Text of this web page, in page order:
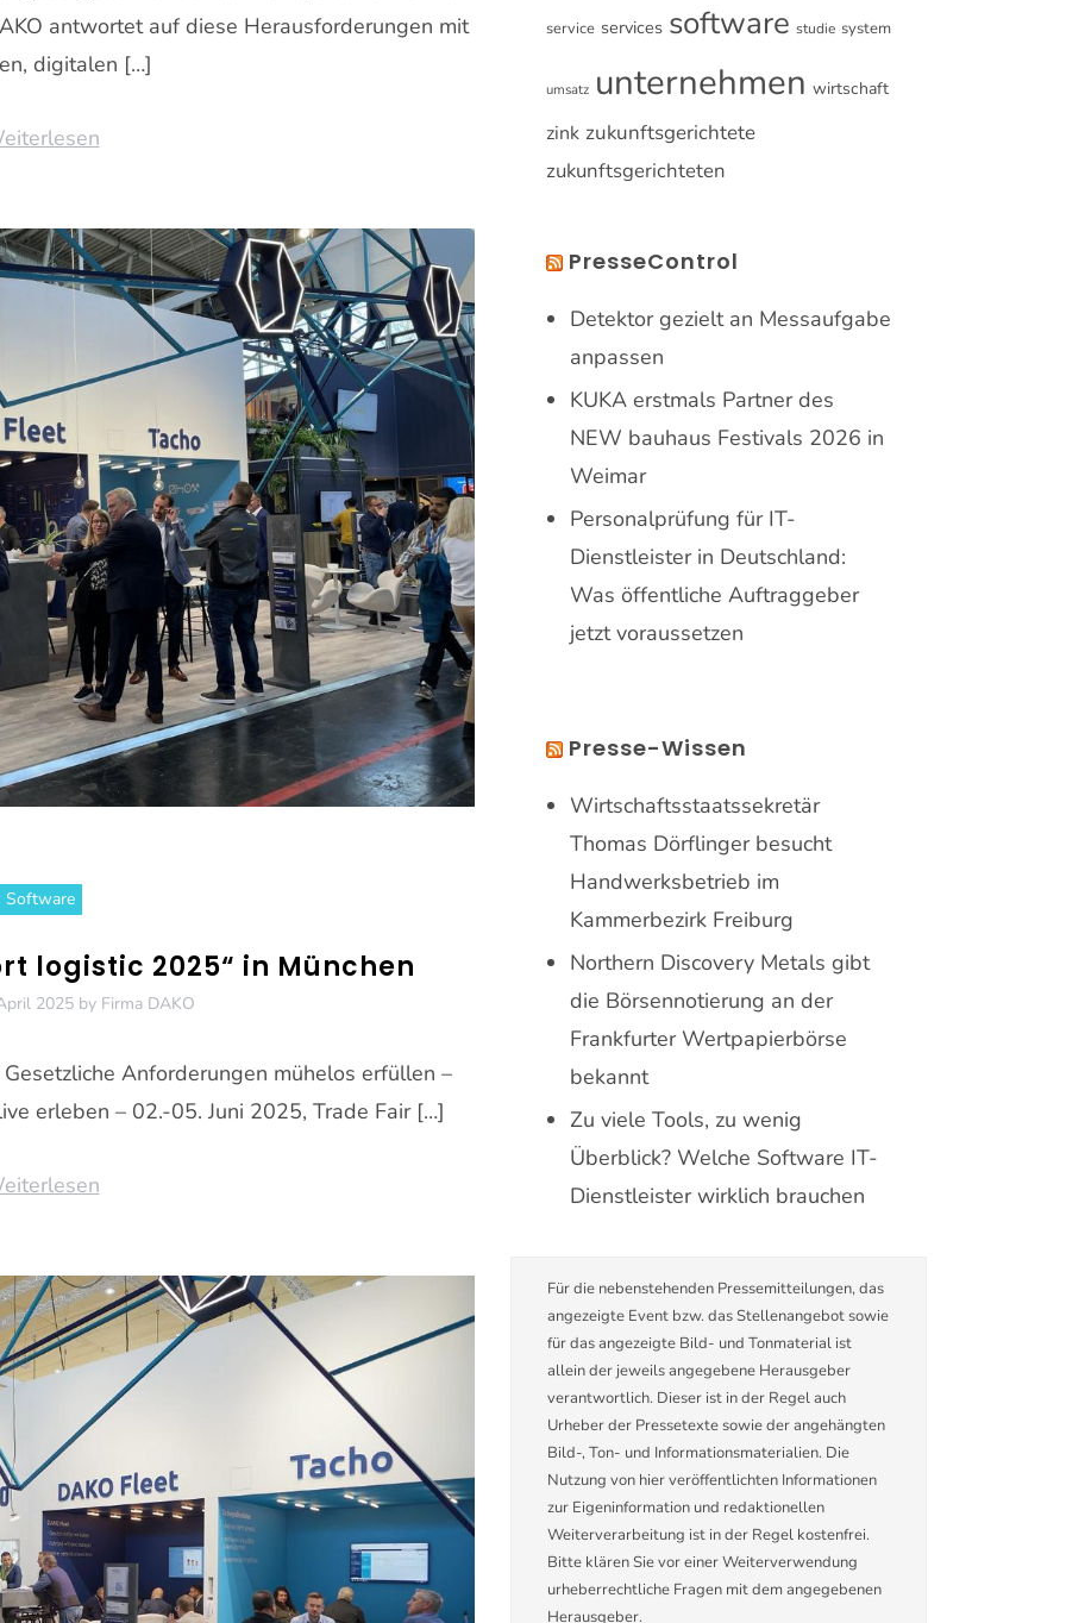
antwortet auf diese Herausforderungen mit
digitalen […]
Software
logistic 2025“ in München
2025by Firma DAKO
Anforderungen mühelos erfüllen –
erleben – 02.-05. Juni 2025, Trade Fair […]
service services software studie system
umsatz unternehmen wirtschaft
zink zukunftsgerichtete
zukunftsgerichteten
PresseControl
Detektor gezielt an Messaufgabe
anpassen
KUKA erstmals Partner des
NEW bauhaus Festivals 2026 in
Weimar
Personalprüfung für IT-
Dienstleister in Deutschland:
Was öffentliche Auftraggeber
jetzt voraussetzen
Presse-Wissen
Wirtschaftsstaatssekretär
Thomas Dörflinger besucht
Handwerksbetrieb im
Kammerbezirk Freiburg
Northern Discovery Metals gibt
die Börsennotierung an der
Frankfurter Wertpapierbörse
bekannt
Zu viele Tools, zu wenig
Überblick? Welche Software IT-
Dienstleister wirklich brauchen
Für die nebenstehenden Pressemitteilungen, das
angezeigte Event bzw. das Stellenangebot sowie
für das angezeigte Bild- und Tonmaterial ist
allein der jeweils angegebene Herausgeber
verantwortlich. Dieser ist in der Regel auch
Urheber der Pressetexte sowie der angehängten
Bild-, Ton- und Informationsmaterialien. Die
Nutzung von hier veröffentlichten Informationen
zur Eigeninformation und redaktionellen
Weiterverarbeitung ist in der Regel kostenfrei.
Bitte klären Sie vor einer Weiterverwendung
urheberrechtliche Fragen mit dem angegebenen
Herausgeber.